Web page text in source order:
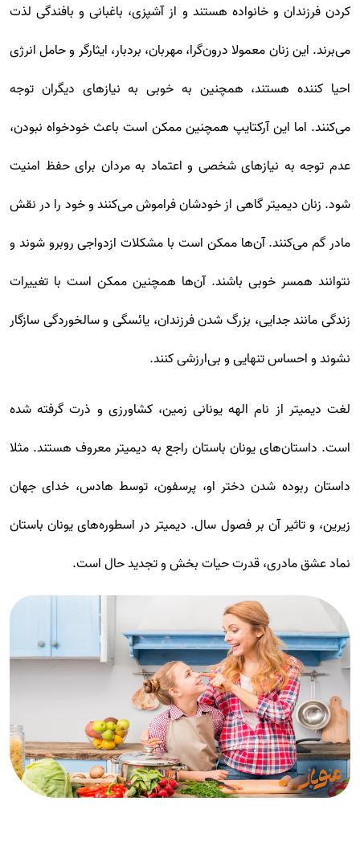
کردن فرزندان و خانواده هستند و از آشپزی، باغبانی و بافندگی لذت
می‌برند. این زنان معمولا درون‌گرا، مهربان، بردبار، ایثار‌گر و حامل انرژی
احیا کننده هستند، همچنین به خوبی به نیازهای دیگران توجه
می‌کنند. اما این آرکتایپ همچنین ممکن است باعث خودخواه نبودن،
عدم توجه به نیازهای شخصی و اعتماد به مردان برای حفظ امنیت
شود. زنان دیمیتر گاهی از خودشان فراموش می‌کنند و خود را در نقش
مادر گم می‌کنند. آن‌ها ممکن است با مشکلات ازدواجی روبرو شوند و
نتوانند همسر خوبی باشند. آن‌ها همچنین ممکن است با تغییرات
زندگی مانند جدایی، بزرگ شدن فرزندان، یائسگی و سالخوردگی سازگار
نشوند و احساس تنهایی و بی‌ارزشی کنند.
لغت دیمیتر از نام الهه یونانی زمین، کشاورزی و ذرت گرفته شده
است. داستان‌های یونان باستان راجع به دیمیتر معروف هستند. مثلا
داستان ربوده شدن دختر او، پرسفون، توسط‌ هادس، خدای جهان
زیرین، و تاثیر آن بر فصول سال. دیمیتر در اسطوره‌های یونان باستان
نماد عشق مادری، قدرت حیات بخش و تجدید حال است.